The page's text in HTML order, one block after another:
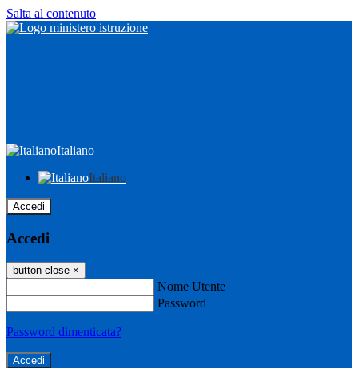
Salta al contenuto
Italiano
Italiano
Accedi
Accedi
button close ×
Nome Utente
Password
Password dimenticata?